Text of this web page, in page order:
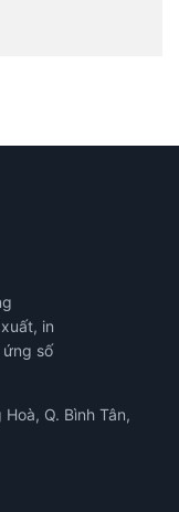
in
số
Q. Bình Tân,